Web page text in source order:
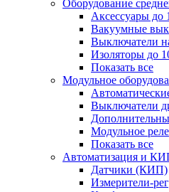
Оборудование
Аксессуары до
Вакуумные
Выключатели
Изоляторы до
Показать все
Модульное
Выключатели
Модульное реле
Показать все
Автоматизация и
Датчики (КИП)
Измерители-